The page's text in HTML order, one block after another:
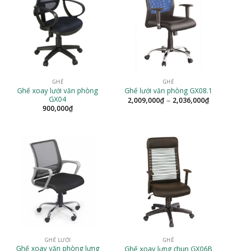
GHẾ
Ghế xoay lưới văn phòng
GX04
900,000₫
GHẾ
Ghế lưới văn phòng GX08.1
2,009,000₫ – 2,036,000₫
giá:
GHẾ LƯỚI
Ghế xoay văn phòng lưng
GHẾ
Ghế xoay lưng chun GX06B